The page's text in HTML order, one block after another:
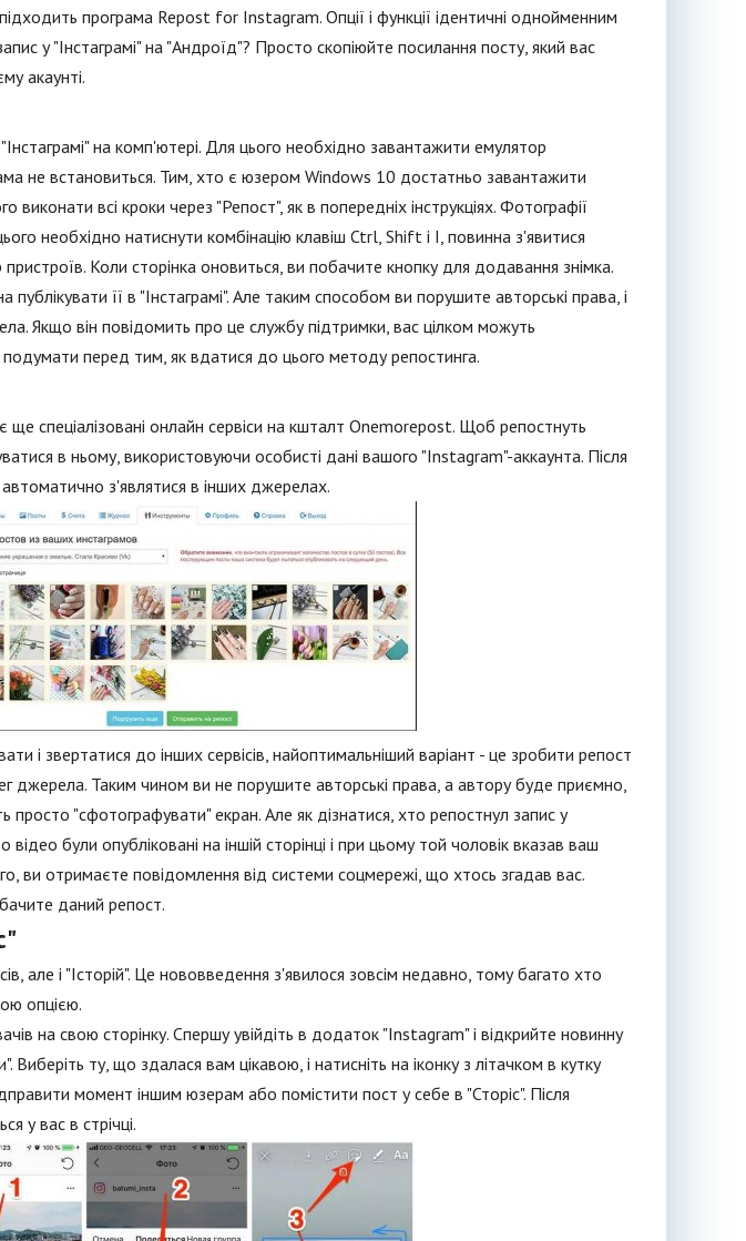
програма Repost for Instagram. Опції і функції ідентичні однойменним
у "Інстаграмі" на "Андроїд"? Просто скопіюйте посилання посту, який вас
акаунті.
на комп'ютері. Для цього необхідно завантажити емулятор
не встановиться. Тим, хто є юзером Windows 10 достатньо завантажити
виконати всі кроки через "Репост", як в попередніх інструкціях. Фотографії
необхідно натиснути комбінацію клавіш Ctrl, Shift і I, повинна з'явитися
Коли сторінка оновиться, ви побачите кнопку для додавання знімка.
публікувати її в "Інстаграмі". Але таким способом ви порушите авторські права, і
Якщо він повідомить про це службу підтримки, вас цілком можуть
подумати перед тим, як вдатися до цього методу репостинга.
ще спеціалізовані онлайн сервіси на кшталт Onemorepost. Щоб репостнуть
в ньому, використовуючи особисті дані вашого "Instagram"-аккаунта. Після
з'являтися в інших джерелах.
і звертатися до інших сервісів, найоптимальніший варіант - це зробити репост
джерела. Таким чином ви не порушите авторські права, а автору буде приємно,
"сфотографувати" екран. Але як дізнатися, хто репостнул запис у
були опубліковані на іншій сторінці і при цьому той чоловік вказав ваш
ви отримаєте повідомлення від системи соцмережі, що хтось згадав вас.
даний репост.
але і "Історій". Це нововведення з'явилося зовсім недавно, тому багато хто
опцією.
на свою сторінку. Спершу увійдіть в додаток "Instagram" і відкрийте новинну
Виберіть ту, що здалася вам цікавою, і натисніть на іконку з літачком в кутку
момент іншим юзерам або помістити пост у себе в "Сторіс". Після
у вас в стрічці.